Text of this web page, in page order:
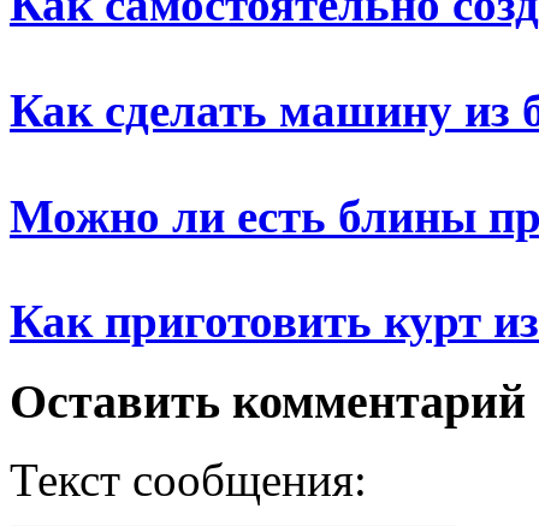
Как сделать машину из
Можно ли есть блины
Как приготовить курт из
Оставить комментарий
Текст сообщения: